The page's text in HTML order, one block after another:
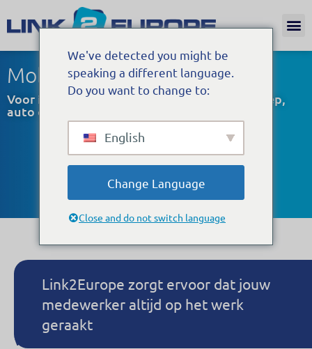
Mobiliteit
Voor ieder wat wils: een (elektrische) fiets, step,
auto of scooter
Link2Europe zorgt ervoor dat jouw
medewerker altijd op het werk
geraakt
Kandidaten kunnen beroep doen op een
mobiliteitsoplossing naar keuze, afhankelijk van de
afstand die ze moeten afleggen naar het werk. Aan
voordelig tarief krijgen ze de keuze uit (elektrische)
We've detected you might be
speaking a different language.
Do you want to change to:
English
Change Language
Close and do not switch language